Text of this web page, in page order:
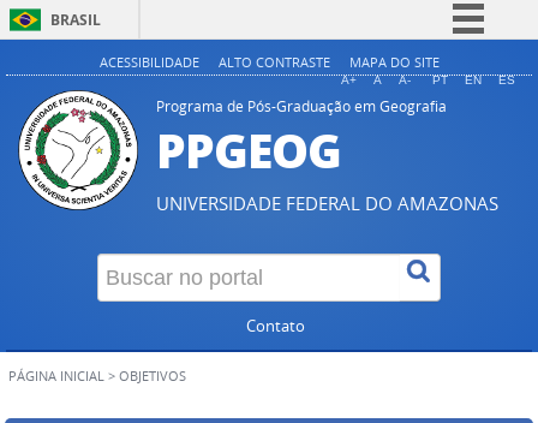
BRASIL
Simplifique!
Comunica BR
Acesso à informação
Legislação
Canais
ACESSIBILIDADE ALTO CONTRASTE MAPA DO SITE
A+ A A- PT EN ES
Programa de Pós-Graduação em Geografia
PPGEOG
UNIVERSIDADE FEDERAL DO AMAZONAS
Contato
PÁGINA INICIAL > OBJETIVOS